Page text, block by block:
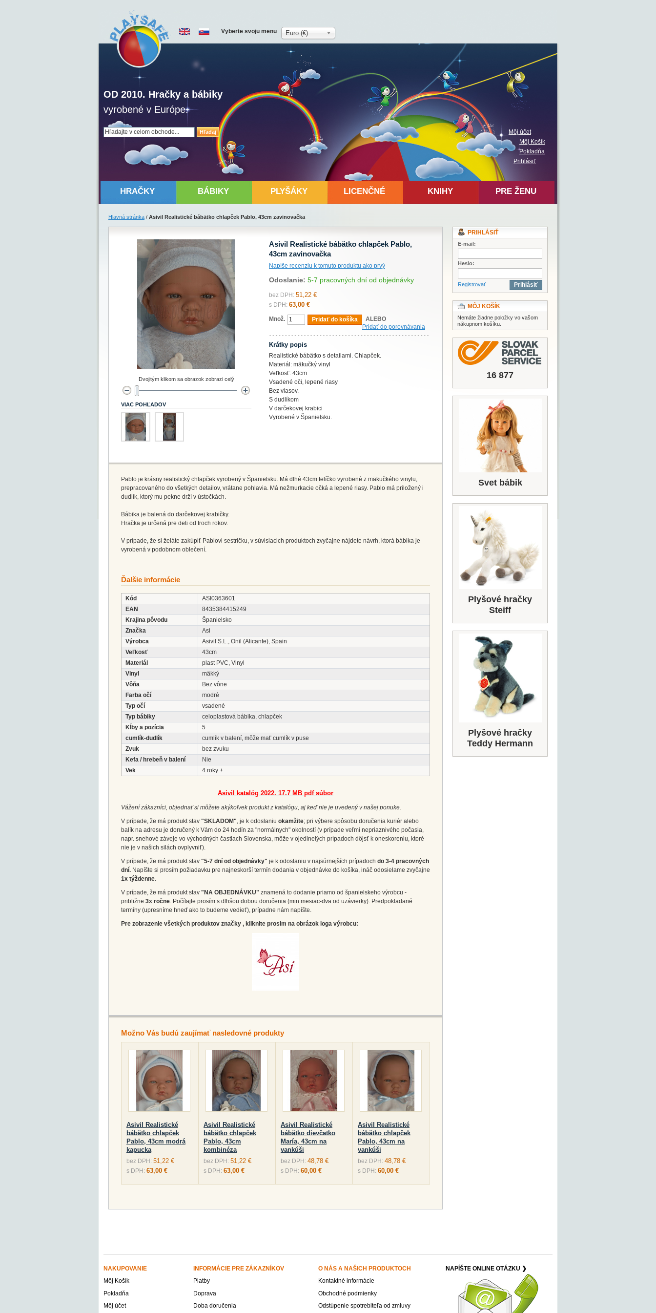
Hľadaj
OD 2010. Hračky a bábiky
vyrobené v Európe.
Môj účet
Môj Košík
Pokladňa
Prihlásiť
Vyberte svoju menu Euro (€)
HRAČKY BÁBIKY PLYŠÁKY LICENČNÉ KNIHY PRE ŽENU
Hlavná stránka / Asivil Realistické bábätko chlapček Pablo, 43cm zavinovačka
Asivil Realistické bábätko chlapček Pablo,
43cm zavinovačka
Napíše recenziu k tomuto produktu ako prvý
Odoslanie: 5-7 pracovných dní od objednávky
bez DPH: 51,22 €
s DPH: 63,00 €
Množ. Pridať do košíka
ALEBO
Pridať do porovnávania
Krátky popis
Realistické bábätko s detailami. Chlapček.
Materiál: mäkučký vinyl
Veľkosť: 43cm
Vsadené oči, lepené riasy
Bez vlasov.
S dudlíkom
V darčekovej krabici
Vyrobené v Španielsku.
Dvojitým klikom sa obrazok zobrazi celý
VIAC POHĽADOV
Pablo je krásny realistický chlapček vyrobený v Španielsku. Má dlhé 43cm telíčko vyrobené z mäkučkého vinylu,
prepracovaného do všetkých detailov, vrátane pohlavia. Má nežmurkacie očká a lepené riasy. Pablo má priložený i
dudlík, ktorý mu pekne drží v ústočkách.
Bábika je balená do darčekovej krabičky.
Hračka je určená pre deti od troch rokov.
V prípade, že si želáte zakúpiť Pablovi sestričku, v súvisiacich produktoch zvyčajne nájdete návrh, ktorá bábika je
vyrobená v podobnom oblečení.
Ďalšie informácie
Kód
ASI0363601
EAN
8435384415249
Krajina pôvodu
Španielsko
Značka
Asi
Výrobca
Asivil S.L., Onil (Alicante), Spain
Veľkosť
43cm
Materiál
plast PVC, Vinyl
Vinyl
mäkký
Vôňa
Bez vône
Farba očí
modré
Typ očí
vsadené
Typ bábiky
celoplastová bábika, chlapček
Kĺby a pozícia
5
cumlík-dudlík
cumlík v balení, môže mať cumlík v puse
Zvuk
bez zvuku
Kefa / hrebeň v balení
Nie
Vek
4 roky +
Asivil katalóg 2022. 17.7 MB pdf súbor
Vážení zákazníci, objednať si môžete akýkoľvek produkt z katalógu, aj keď nie je uvedený v našej ponuke.
V prípade, že má produkt stav "SKLADOM", je k odoslaniu okamžite; pri výbere spôsobu doručenia kuriér alebo
balík na adresu je doručený k Vám do 24 hodín za "normálnych" okolností (v prípade veľmi nepriaznivého počasia,
napr. snehové záveje vo východných častiach Slovenska, môže v ojedinelých prípadoch dôjsť k oneskoreniu, ktoré
nie je v našich silách ovplyvniť).
V prípade, že má produkt stav "5-7 dní od objednávky" je k odoslaniu v najsúrnejších prípadoch do 3-4 pracovných
dní. Napíšte si prosím požiadavku pre najneskorší termín dodania v objednávke do košíka, ináč odosielame zvyčajne
1x týždenne.
V prípade, že má produkt stav "NA OBJEDNÁVKU" znamená to dodanie priamo od španielskeho výrobcu -
približne 3x ročne. Počítajte prosím s dlhšou dobou doručenia (min mesiac-dva od uzávierky). Predpokladané
termíny (upresníme hneď ako to budeme vedieť), prípadne nám napíšte.
Pre zobrazenie všetkých produktov značky , kliknite prosim na obrázok loga výrobcu:
Možno Vás budú zaujímať nasledovné produkty
Asivil Realistické
bábätko chlapček
Pablo, 43cm modrá
kapucka
bez DPH: 51,22 €
s DPH: 63,00 €
Asivil Realistické
bábätko chlapček
Pablo, 43cm
kombinéza
bez DPH: 51,22 €
s DPH: 63,00 €
Asivil Realistické
bábätko dievčatko
María, 43cm na
vankúši
bez DPH: 48,78 €
s DPH: 60,00 €
Asivil Realistické
bábätko chlapček
Pablo, 43cm na
vankúši
bez DPH: 48,78 €
s DPH: 60,00 €
PRIHLÁSIŤ
E-mail:
Heslo:
Registrovať Prihlásiť
MÔJ KOŠÍK
Nemáte žiadne položky vo vašom
nákupnom košíku.
16 877
Svet bábik
Plyšové hračky
Steiff
Plyšové hračky
Teddy Hermann
NAKUPOVANIE INFORMÁCIE PRE ZÁKAZNÍKOV O NÁS A NAŠICH PRODUKTOCH
NAPÍŠTE ONLINE OTÁZKU ❯
Môj Košík
Platby
Kontaktné informácie
Pokladňa
Doprava
Obchodné podmienky
Môj účet
Doba doručenia Odstúpenie spotrebiteľa od zmluvy